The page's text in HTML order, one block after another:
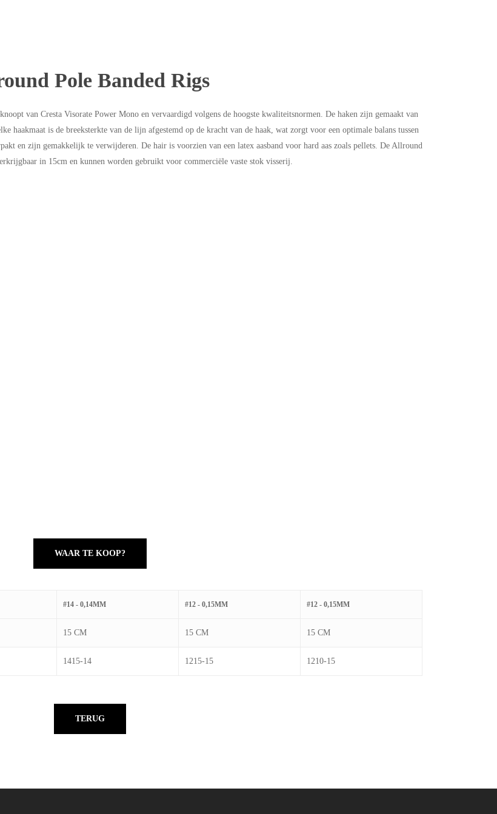
Pole Banded Rigs
van Cresta Visorate Power Mono en vervaardigd volgens de hoogste kwaliteitsnormen. De haken zijn gemaakt van
haakmaat is de breeksterkte van de lijn afgestemd op de kracht van de haak, wat zorgt voor een optimale balans tussen
en zijn gemakkelijk te verwijderen. De hair is voorzien van een latex aasband voor hard aas zoals pellets. De Allround
in 15cm en kunnen worden gebruikt voor commerciële vaste stok visserij.
WAAR TE KOOP?
#14 - 0,14MM #12 - 0,15MM #12 - 0,15MM
15 CM 15 CM 15 CM
1415-14 1215-15 1210-15
TERUG